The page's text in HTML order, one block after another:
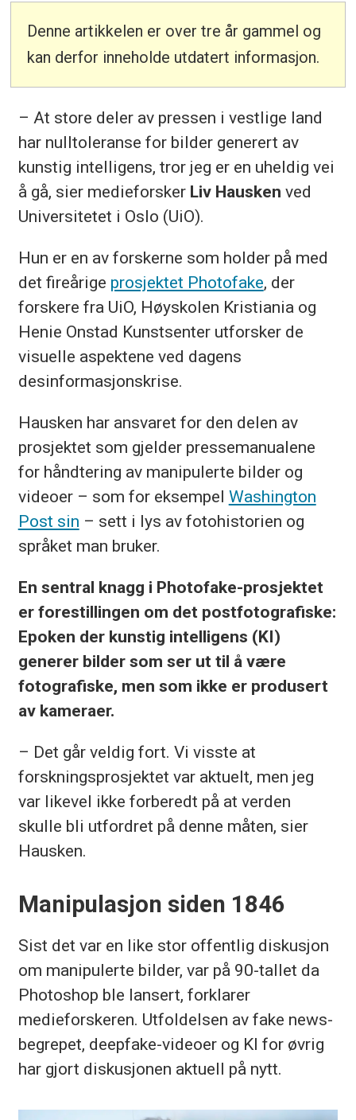
Denne artikkelen er over tre år gammel og
kan derfor inneholde utdatert informasjon.
– At store deler av pressen i vestlige land
har nulltoleranse for bilder generert av
kunstig intelligens, tror jeg er en uheldig vei
å gå, sier medieforsker Liv Hausken ved
Universitetet i Oslo (UiO).
Hun er en av forskerne som holder på med
det fireårige prosjektet Photofake, der
forskere fra UiO, Høyskolen Kristiania og
Henie Onstad Kunstsenter utforsker de
visuelle aspektene ved dagens
desinformasjonskrise.
Hausken har ansvaret for den delen av
prosjektet som gjelder pressemanualene
for håndtering av manipulerte bilder og
videoer – som for eksempel Washington
Post sin – sett i lys av fotohistorien og
språket man bruker.
En sentral knagg i Photofake-prosjektet
er forestillingen om det postfotografiske:
Epoken der kunstig intelligens (KI)
generer bilder som ser ut til å være
fotografiske, men som ikke er produsert
av kameraer.
– Det går veldig fort. Vi visste at
forskningsprosjektet var aktuelt, men jeg
var likevel ikke forberedt på at verden
skulle bli utfordret på denne måten, sier
Hausken.
Manipulasjon siden 1846
Sist det var en like stor offentlig diskusjon
om manipulerte bilder, var på 90-tallet da
Photoshop ble lansert, forklarer
medieforskeren. Utfoldelsen av fake news-
begrepet, deepfake-videoer og KI for øvrig
har gjort diskusjonen aktuell på nytt.